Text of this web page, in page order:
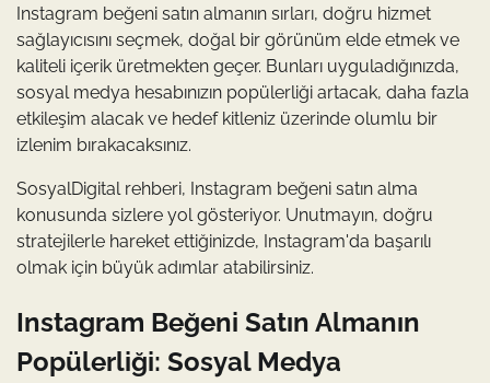
Instagram beğeni satın almanın sırları, doğru hizmet
sağlayıcısını seçmek, doğal bir görünüm elde etmek ve
kaliteli içerik üretmekten geçer. Bunları uyguladığınızda,
sosyal medya hesabınızın popülerliği artacak, daha fazla
etkileşim alacak ve hedef kitleniz üzerinde olumlu bir
izlenim bırakacaksınız.
SosyalDigital rehberi, Instagram beğeni satın alma
konusunda sizlere yol gösteriyor. Unutmayın, doğru
stratejilerle hareket ettiğinizde, Instagram'da başarılı
olmak için büyük adımlar atabilirsiniz.
Instagram Beğeni Satın Almanın
Popülerliği: Sosyal Medya